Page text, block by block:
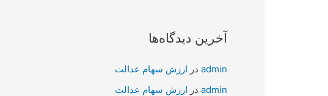
آخرین دیدگاه‌ها
admin در ارزش سهام عدالت
admin در ارزش سهام عدالت